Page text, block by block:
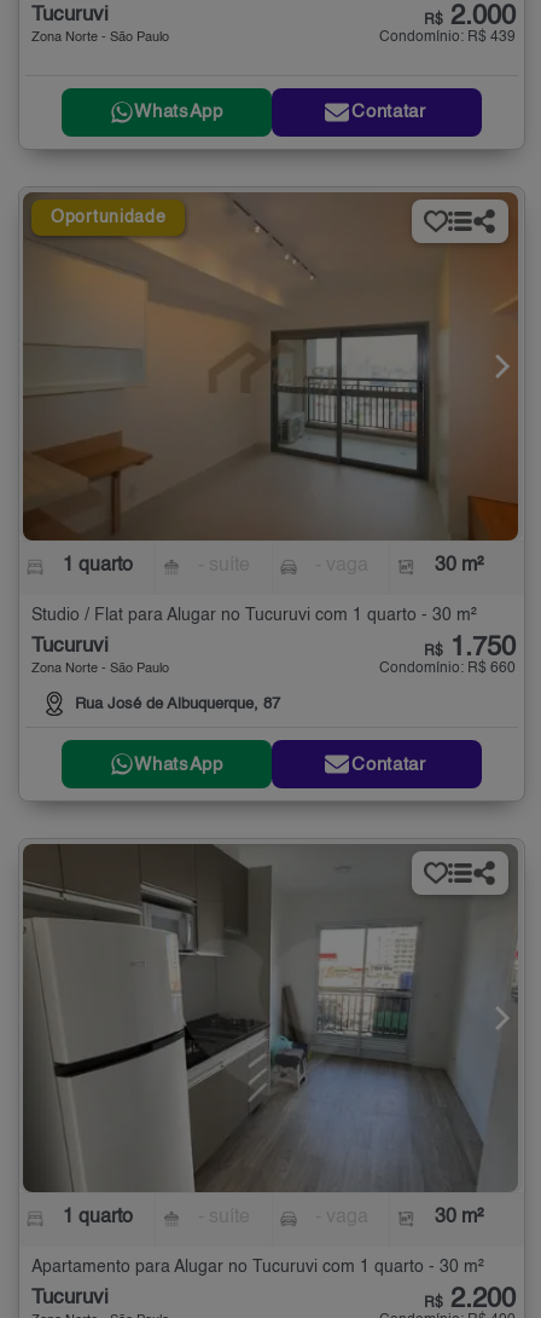
Tucuruvi
Zona Norte - São Paulo
R$ 2.000
Condomínio: R$ 439
WhatsApp Contatar
Oportunidade
1 quarto 30 m²
Studio / Flat para Alugar no Tucuruvi com 1 quarto - 30 m²
Tucuruvi
Zona Norte - São Paulo
Rua José de Albuquerque, 87
R$ 1.750
Condomínio: R$ 660
WhatsApp Contatar
1 quarto 30 m²
Apartamento para Alugar no Tucuruvi com 1 quarto - 30 m²
Tucuruvi R$ 2.200